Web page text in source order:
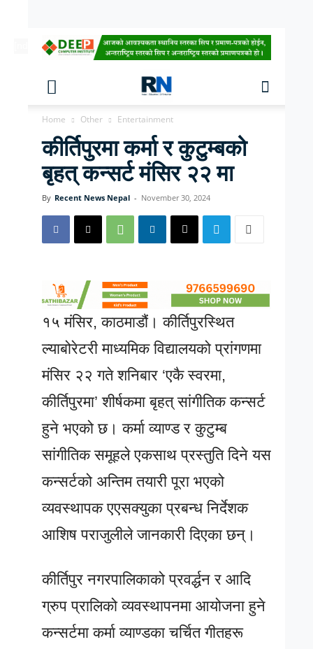
[ndc-today-date]
Home Other Entertainment
कीर्तिपुरमा कर्मा र कुटुम्बको
बृहत् कन्सर्ट मंसिर २२ मा
By Recent News Nepal - November 30, 2024
१५ मंसिर, काठमाडौं। कीर्तिपुरस्थित
ल्याबोरेटरी माध्यमिक विद्यालयको प्रांगणमा
मंसिर २२ गते शनिबार ‘एकै स्वरमा,
कीर्तिपुरमा’ शीर्षकमा बृहत् सांगीतिक कन्सर्ट
हुने भएको छ। कर्मा व्याण्ड र कुटुम्ब
सांगीतिक समूहले एकसाथ प्रस्तुति दिने यस
कन्सर्टको अन्तिम तयारी पूरा भएको
व्यवस्थापक एएसक्युका प्रबन्ध निर्देशक
आशिष पराजुलीले जानकारी दिएका छन्।
कीर्तिपुर नगरपालिकाको प्रवर्द्धन र आदि
ग्रुप प्रालिको व्यवस्थापनमा आयोजना हुने
कन्सर्टमा कर्मा व्याण्डका चर्चित गीतहरू